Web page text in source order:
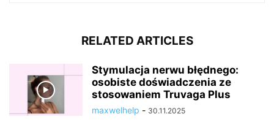
RELATED ARTICLES
Stymulacja nerwu błędnego:
osobiste doświadczenia ze
stosowaniem Truvaga Plus
maxwelhelp - 30.11.2025